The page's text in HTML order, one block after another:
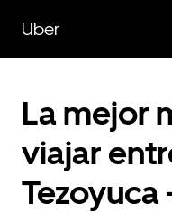
contenido
principal
Uber
La mejor
viajar